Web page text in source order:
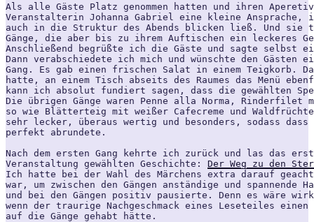
Als alle Gäste Platz genommen hatten und ihren
Veranstalterin Johanna Gabriel eine kleine Ansprache,
auch in die Struktur des Abends blicken ließ. Und sie
Gänge, die aber bis zu ihrem Auftischen ein leckeres
Anschließend begrüßte ich die Gäste und sagte selbst
Dann verabschiedete ich mich und wünschte den Gästen
Gang. Es gab einen frischen Salat in einem Teigkorb.
hatte, an einem Tisch abseits des Raumes das Menü
kann ich absolut fundiert sagen, dass die gewählten
Die übrigen Gänge waren Penne alla Norma, Rinderfilet
so wie Blätterteig mit weißer Cafecreme und
sehr lecker, überaus wertig und besonders, sodass dass
perfekt abrundete.
Nach dem ersten Gang kehrte ich zurück und las das
Veranstaltung gewählten Geschichte: Der Weg zu den
Ich hatte bei der Wahl des Märchens extra darauf
war, um zwischen den Gängen anständige und spannende
und bei den Gängen positiv pausierte. Denn es wäre
wenn der traurige Nachgeschmack eines Leseteiles
auf die Gänge gehabt hätte.